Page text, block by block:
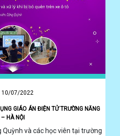
10/07/2022
GIÁO ÁN ĐIỆN TỬ TRƯỜNG NĂNG
– HÀ NỘI
và các học viên tại trường